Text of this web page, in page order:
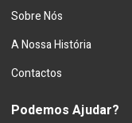
Sobre Nós
A Nossa História
Contactos
Podemos Ajudar?